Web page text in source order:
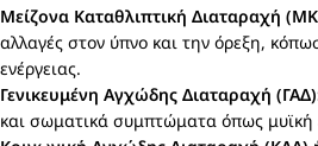
Μείζονα Καταθλιπτική Διαταραχή
αλλαγές στον ύπνο και την όρεξη,
ενέργειας.
Γενικευμένη Αγχώδης Διαταραχή
και σωματικά συμπτώματα όπως μυϊκή